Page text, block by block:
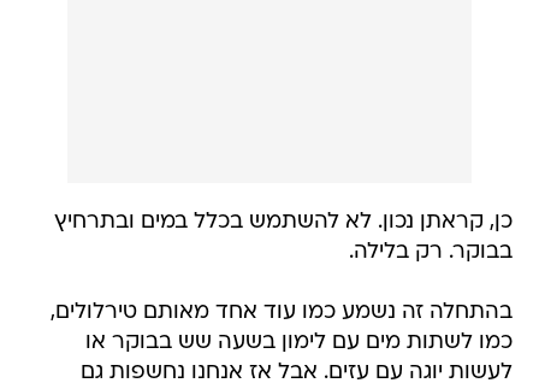
כן, קראתן נכון. לא להשתמש בכלל במים ובתרחיץ
בבוקר. רק בלילה.
בהתחלה זה נשמע כמו עוד אחד מאותם טירלולים,
כמו לשתות מים עם לימון בשעה שש בבוקר או
לעשות יוגה עם עזים. אבל אז אנחנו נחשפות גם